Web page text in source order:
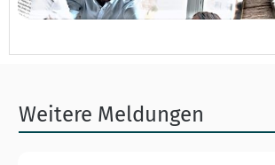
Weitere Meldungen